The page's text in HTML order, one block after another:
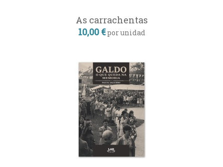
As carrachentas
10,00 € por unidad